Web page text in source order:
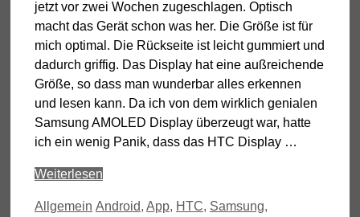
jetzt vor zwei Wochen zugeschlagen. Optisch
macht das Gerät schon was her. Die Größe ist für
mich optimal. Die Rückseite ist leicht gummiert und
dadurch griffig. Das Display hat eine außreichende
Größe, so dass man wunderbar alles erkennen
und lesen kann. Da ich von dem wirklich genialen
Samsung AMOLED Display überzeugt war, hatte
ich ein wenig Panik, dass das HTC Display …
Weiterlesen
Kategorien
Allgemein Schlagwörter
Android, App, HTC, Samsung,